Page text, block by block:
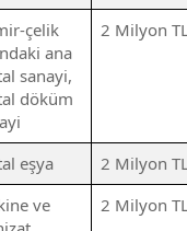
çelik
ana
sanayi,
döküm
2 Milyon
eşya
2 Milyon
ve
2 Milyon